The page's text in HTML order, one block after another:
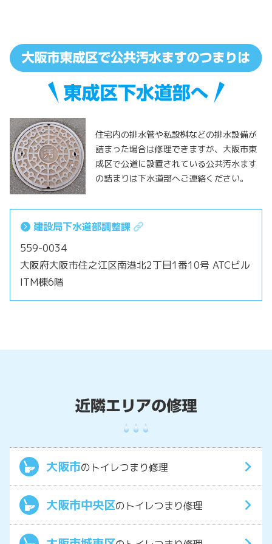
住宅内の排水管や私設桝などの排水設備が
詰まった場合は修理できますが、大阪市東
成区で公道に設置されている公共汚水ます
の詰まりは下水道部へご連絡ください。
建設局下水道部調整課
559-0034
大阪府大阪市住之江区南港北2丁目1番10号 ATCビル
ITM棟6階
大阪市のトイレつまり修理
大阪市中央区のトイレつまり修理